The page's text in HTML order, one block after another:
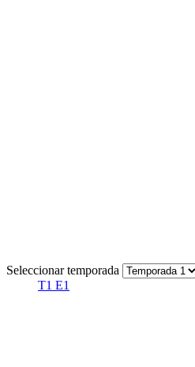
Seleccionar temporada
T1 E1